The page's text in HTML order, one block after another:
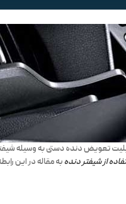
تعویض دنده دستی به وسیله
از شیفتر دندهبه مقاله در این